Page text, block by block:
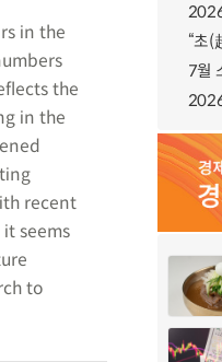
in the
the
in the
recent
seems
to
7월